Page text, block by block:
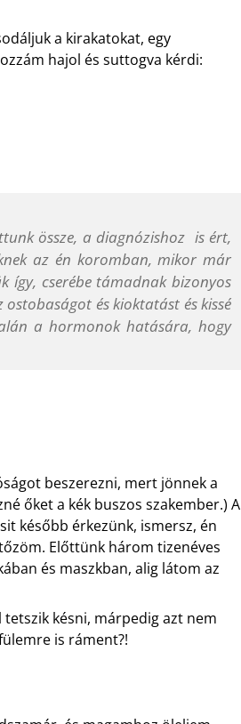
a kirakatokat, egy
hajol és suttogva kérdi:
össze, a diagnózishoz is ért,
az én koromban, mikor már
így, cserébe támadnak bizonyos
és kioktatást és kissé
a hormonok hatására, hogy
beszerezni, mert jönnek a
őket a kék buszos szakember.) A
később érkezünk, ismersz, én
Előttünk három tizenéves
és maszkban, alig látom az
késni, márpedig azt nem
is ráment?!